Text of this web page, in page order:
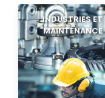
INDUSTRIES ET
MAINTENANCE